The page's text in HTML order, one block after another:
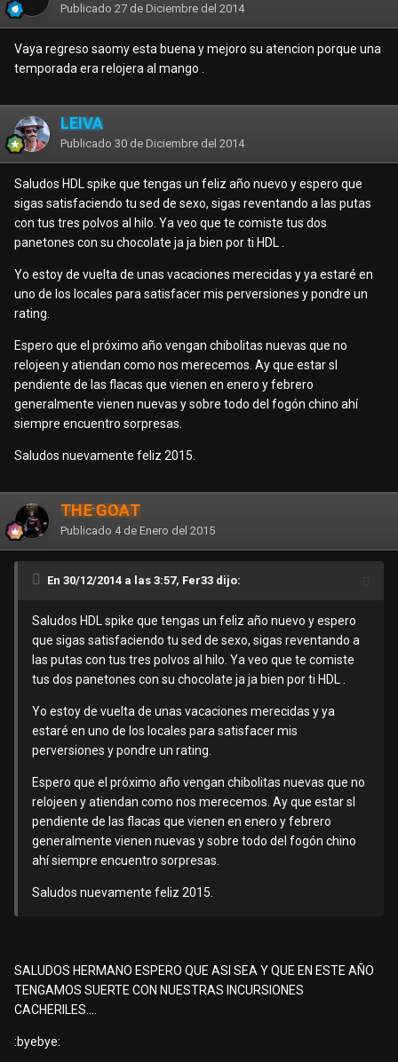
Publicado 27 de Diciembre del 2014
Vaya regreso saomy esta buena y mejoro su atencion porque una
temporada era relojera al mango .
LEIVA
Publicado 30 de Diciembre del 2014
Saludos HDL spike que tengas un feliz año nuevo y espero que
sigas satisfaciendo tu sed de sexo, sigas reventando a las putas
con tus tres polvos al hilo. Ya veo que te comiste tus dos
panetones con su chocolate ja ja bien por ti HDL .
Yo estoy de vuelta de unas vacaciones merecidas y ya estaré en
uno de los locales para satisfacer mis perversiones y pondre un
rating.
Espero que el próximo año vengan chibolitas nuevas que no
relojeen y atiendan como nos merecemos. Ay que estar sl
pendiente de las flacas que vienen en enero y febrero
generalmente vienen nuevas y sobre todo del fogón chino ahí
siempre encuentro sorpresas.
Saludos nuevamente feliz 2015.
THE GOAT
Publicado 4 de Enero del 2015
En 30/12/2014 a las 3:57, Fer33 dijo:
Saludos HDL spike que tengas un feliz año nuevo y espero
que sigas satisfaciendo tu sed de sexo, sigas reventando a
las putas con tus tres polvos al hilo. Ya veo que te comiste
tus dos panetones con su chocolate ja ja bien por ti HDL .
Yo estoy de vuelta de unas vacaciones merecidas y ya
estaré en uno de los locales para satisfacer mis
perversiones y pondre un rating.
Espero que el próximo año vengan chibolitas nuevas que no
relojeen y atiendan como nos merecemos. Ay que estar sl
pendiente de las flacas que vienen en enero y febrero
generalmente vienen nuevas y sobre todo del fogón chino
ahí siempre encuentro sorpresas.
Saludos nuevamente feliz 2015.
SALUDOS HERMANO ESPERO QUE ASI SEA Y QUE EN ESTE AÑO
TENGAMOS SUERTE CON NUESTRAS INCURSIONES
CACHERILES....
:byebye: